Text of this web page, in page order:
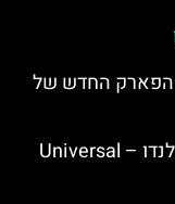
– הפארק החדש של
פארק המים יוניברסל וולקנו ביי באורלנדו – Universal